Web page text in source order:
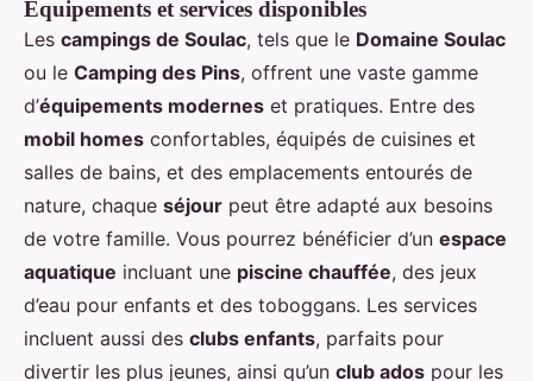
Équipements et services disponibles
Les campings de Soulac, tels que le Domaine Soulac
ou le Camping des Pins, offrent une vaste gamme
d’équipements modernes et pratiques. Entre des
mobil homes confortables, équipés de cuisines et
salles de bains, et des emplacements entourés de
nature, chaque séjour peut être adapté aux besoins
de votre famille. Vous pourrez bénéficier d’un espace
aquatique incluant une piscine chauffée, des jeux
d’eau pour enfants et des toboggans. Les services
incluent aussi des clubs enfants, parfaits pour
divertir les plus jeunes, ainsi qu’un club ados pour les